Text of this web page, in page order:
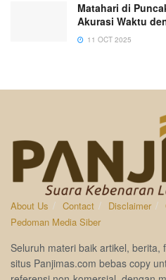
Matahari di
Akurasi Waktu
11 OCT 2025
About Us Contact Disclaimer
Pedoman Media Siber
Seluruh materi baik artikel,
situs Panjimas.com bebas copy